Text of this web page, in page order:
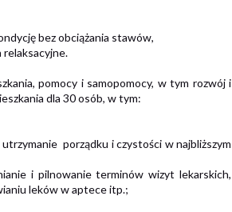
bez obciążania stawów,
relaksacyjne.
pomocy i samopomocy, w tym rozwój i
dla 30 osób, w tym:
porządku i czystości w najbliższym
i pilnowanie terminów wizyt lekarskich,
leków w aptece itp.;